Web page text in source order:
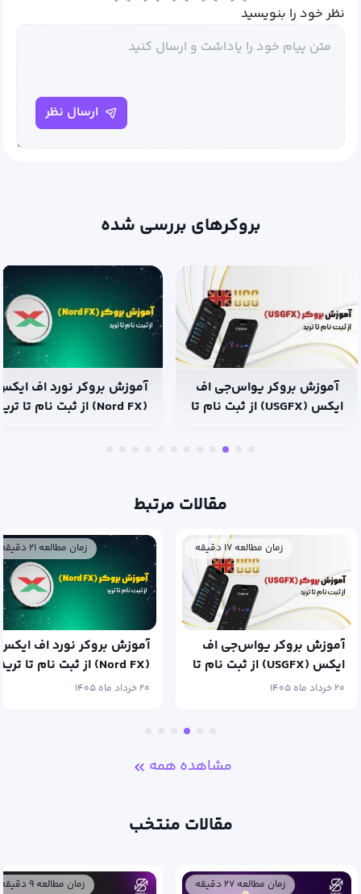
نظر خود را بنویسید
ارسال نظر
بروکرهای بررسی شده
آموزش بروکر یو‌اس‌جی اف
ایکس (USGFX) از ثبت نام تا
آموزش بروکر نورد اف
(Nord FX) از ثبت نام تا ترید
مقالات مرتبط
زمان مطالعه ۱۷ دقیقه
آموزش بروکر یو‌اس‌جی اف
ایکس (USGFX) از ثبت نام تا
ترید
۲۰ خرداد ماه ۱۴۰۵
زمان مطالعه ۲۱ دقیقه
آموزش بروکر نورد اف
(Nord FX) از ثبت نام تا ترید
۲۰ خرداد ماه ۱۴۰۵
مشاهده همه
مقالات منتخب
زمان مطالعه ۲۷ دقیقه زمان مطالعه ۹ دقیقه